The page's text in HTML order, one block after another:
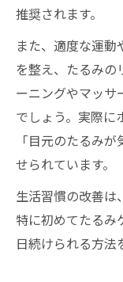
推奨されます。
また、適度な運
を整え、たるみの
ーニングやマッサ
でしょう。実際に
「目元のたるみ
せられています。
生活習慣の改善は
特に初めてたるみ
日続けられる方法